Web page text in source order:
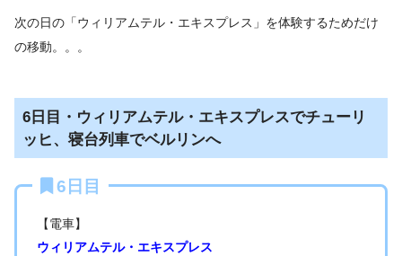
次の日の「ウィリアムテル・エキスプレス」を体験するためだけ
の移動。。。
6日目・ウィリアムテル・エキスプレスでチューリ
ッヒ、寝台列車でベルリンへ
6日目
【電車】
ウィリアムテル・エキスプレス